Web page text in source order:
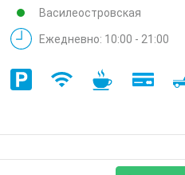
Василеостровская
Ежедневно: 10:00 - 21:00